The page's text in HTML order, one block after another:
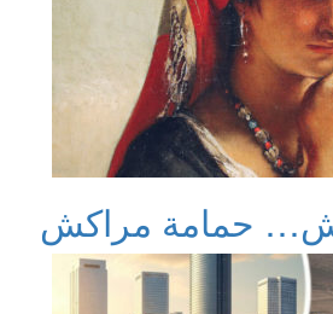
حمامة مراكش